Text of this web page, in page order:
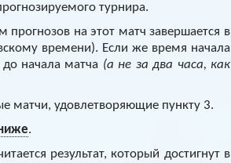
турнира.
прогнозов на этот матч завершается в
времени). Если же время начала
до начала матча (а не за два часа, как
матчи, удовлетворяющие пункту 3.
.
результат, который достигнут в